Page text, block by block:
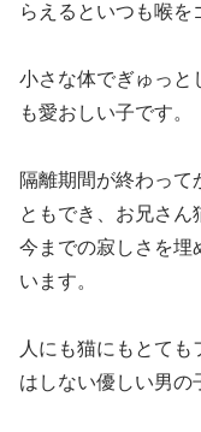
らえるといつも喉
小さな体でぎゅっと
も愛おしい子です。
隔離期間が終わって
ともでき、お兄さん
今までの寂しさを埋
います。
人にも猫にもとて
はしない優しい男の